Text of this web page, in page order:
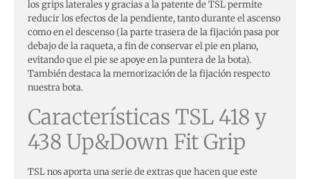
los grips laterales y gracias a la patente de TSL permite
reducir los efectos de la pendiente, tanto durante el ascenso
como en el descenso (la parte trasera de la fijación pasa por
debajo de la raqueta, a fin de conservar el pie en plano,
evitando que el pie se apoye en la puntera de la bota).
También destaca la memorización de la fijación respecto
nuestra bota.
Características TSL 418 y
438 Up&Down Fit Grip
TSL nos aporta una serie de extras que hacen que este